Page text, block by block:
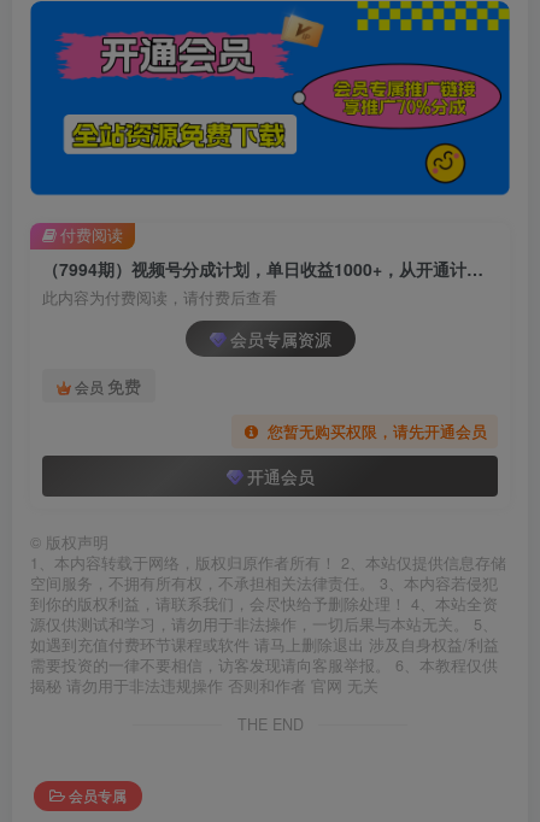
（7994期）视频号分成计划，单日收益1000+，从开通计划到发布作品保姆级教学
此内容为付费阅读，请付费后查看
会员专属资源
会员 免费
您暂无购买权限，请先开通会员
开通会员
付费阅读
© 版权声明
1、本内容转载于网络，版权归原作者所有！ 2、本站仅提供信息存储
空间服务，不拥有所有权，不承担相关法律责任。 3、本内容若侵犯
到你的版权利益，请联系我们，会尽快给予删除处理！ 4、本站全资
源仅供测试和学习，请勿用于非法操作，一切后果与本站无关。 5、
如遇到充值付费环节课程或软件 请马上删除退出 涉及自身权益/利益
需要投资的一律不要相信，访客发现请向客服举报。 6、本教程仅供
揭秘 请勿用于非法违规操作 否则和作者 官网 无关
THE END
会员专属